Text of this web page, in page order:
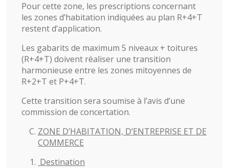
Pour cette zone, les prescriptions concernant
les zones d’habitation indiquées au plan R+4+T
restent d’application.
Les gabarits de maximum 5 niveaux + toitures
(R+4+T) doivent réaliser une transition
harmonieuse entre les zones mitoyennes de
R+2+T et P+4+T.
Cette transition sera soumise à l’avis d’une
commission de concertation.
ZONE D’HABITATION, D’ENTREPRISE ET DE
COMMERCE
Destination